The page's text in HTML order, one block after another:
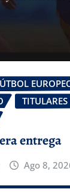
entrega
Ago 8,